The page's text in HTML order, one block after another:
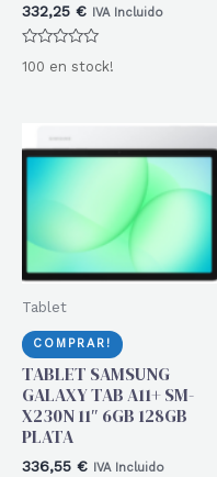
332,25 € IVA Incluido
con
100 en stock!
Tablet
COMPRAR!
TABLET SAMSUNG
GALAXY TAB A11+ SM-
X230N 11″ 6GB 128GB
PLATA
336,55 € IVA Incluido